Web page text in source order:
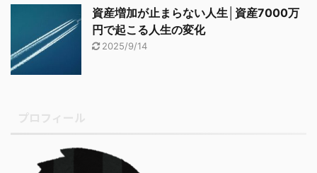
資産増加が止まらない人生│資産7000万
円で起こる人生の変化
2025/9/14